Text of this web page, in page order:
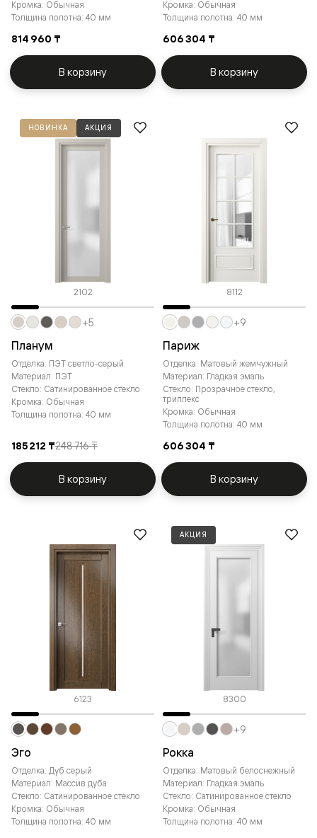
Кромка: Обычная
Толщина полотна: 40 мм
814 960 ₸
В корзину
Кромка: Обычная
Толщина полотна: 40 мм
606 304 ₸
В корзину
НОВИНКА АКЦИЯ
2102
Планум
Отделка: ПЭТ светло-серый
Материал: ПЭТ
Стекло: Сатинированное стекло
Кромка: Обычная
Толщина полотна: 40 мм
185 212 ₸248 716 ₸
+5
В корзину
8112
Париж
Отделка: Матовый жемчужный
Материал: Гладкая эмаль
Стекло: Прозрачное стекло,
триплекс
Кромка: Обычная
Толщина полотна: 40 мм
606 304 ₸
+9
В корзину
6123
Эго
Отделка: Дуб серый
Материал: Массив дуба
Стекло: Сатинированное стекло
Кромка: Обычная
Толщина полотна: 40 мм
АКЦИЯ
8300
Рокка
Отделка: Матовый белоснежный
Материал: Гладкая эмаль
Стекло: Сатинированное стекло
Кромка: Обычная
Толщина полотна: 40 мм
+9